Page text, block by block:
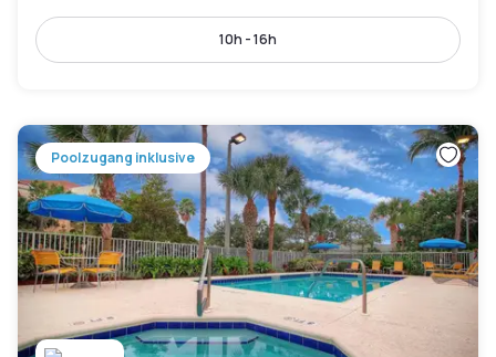
10h - 16h
Poolzugang inklusive